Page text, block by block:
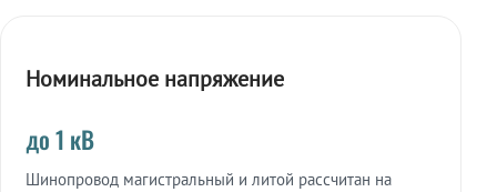
Номинальное напряжение
до 1 кВ
Шинопровод магистральный и литой рассчитан на